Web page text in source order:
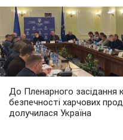
До Пленарного засідання
безпечності харчових
долучилася Україна